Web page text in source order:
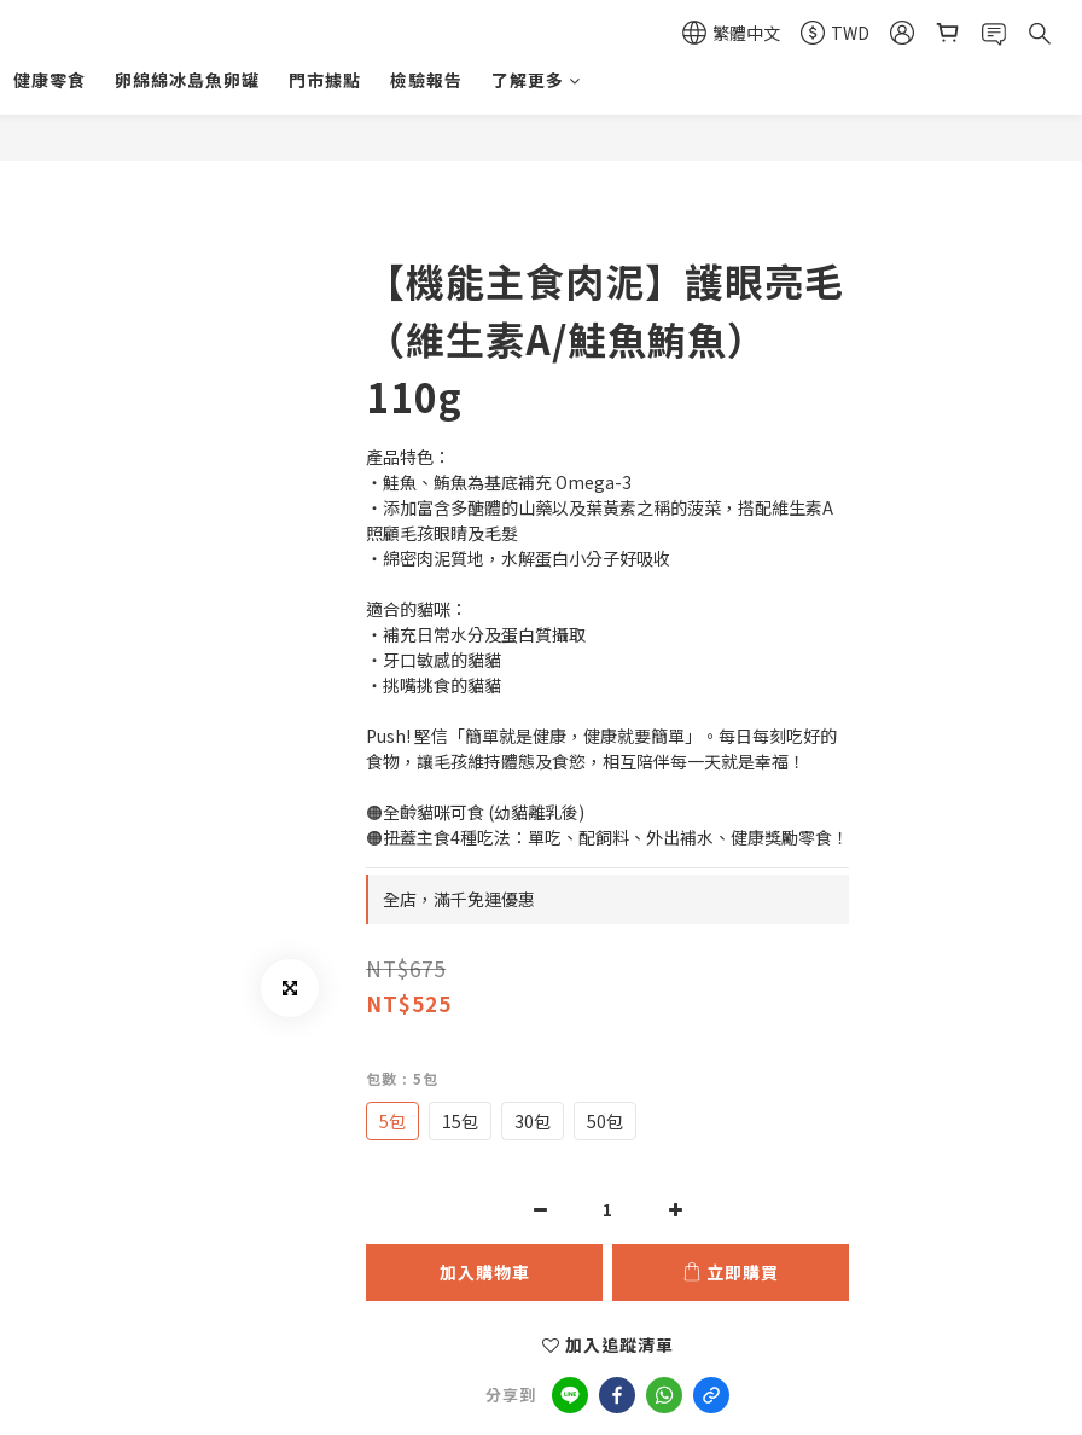
繁體中文
TWD
健康零食
卵綿綿冰島魚卵罐 門市據點 檢驗報告 了解更多
【機能主食肉泥】護眼亮毛
（維生素A/鮭魚鮪魚）
110g
產品特色：
・鮭魚、鮪魚為基底補充 Omega-3
・添加富含多醣體的山藥以及葉黃素之稱的菠菜，搭配維生素A
照顧毛孩眼睛及毛髮
・綿密肉泥質地，水解蛋白小分子好吸收
適合的貓咪：
・補充日常水分及蛋白質攝取
・牙口敏感的貓貓
・挑嘴挑食的貓貓
Push! 堅信「簡單就是健康，健康就要簡單」。每日每刻吃好的
食物，讓毛孩維持體態及食慾，相互陪伴每一天就是幸福！
🟠全齡貓咪可食 (幼貓離乳後)
🟠扭蓋主食4種吃法：單吃、配飼料、外出補水、健康獎勵零食！
全店，滿千免運優惠
NT$675
NT$525
包數 : 5包
5包 15包 30包 50包
加入購物車 立即購買
加入追蹤清單
分享到